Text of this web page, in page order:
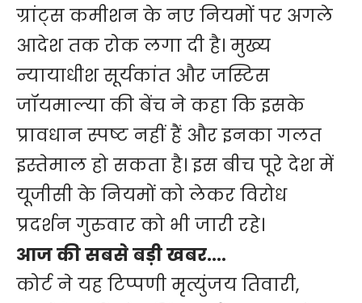
ग्रांट्स कमीशन के नए नियमों पर अगले
आदेश तक रोक लगा दी है। मुख्य
न्यायाधीश सूर्यकांत और जस्टिस
जॉयमाल्या की बेंच ने कहा कि इसके
प्रावधान स्पष्ट नहीं हैं और इनका गलत
इस्तेमाल हो सकता है। इस बीच पूरे देश में
यूजीसी के नियमों को लेकर विरोध
प्रदर्शन गुरुवार को भी जारी रहे।
आज की सबसे बड़ी खबर….
कोर्ट ने यह टिप्पणी मृत्युंजय तिवारी,